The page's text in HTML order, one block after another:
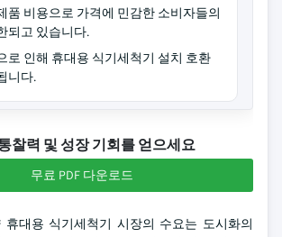
품 비용으로 가격에 민감한 소비자들의
되고 있습니다.
로 인해 휴대용 식기세척기 설치 호환
니다.
찰력 및 성장 기회를 얻으세요
무료 PDF 다운로드
휴대용 식기세척기 시장의 수요는 도시화의